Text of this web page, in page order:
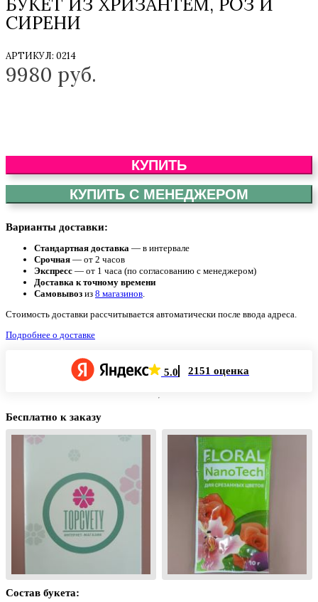
СИРЕНИ
АРТИКУЛ: 0214
9980 руб.
КУПИТЬ
КУПИТЬ С МЕНЕДЖЕРОМ
Варианты доставки:
Стандартная доставка — в интервале
Срочная — от 2 часов
Экспресс — от 1 часа (по согласованию с менеджером)
Доставка к точному времени
Самовывоз из 8 магазинов
Стоимость доставки рассчитывается автоматически после ввода адреса.
Подробнее о доставке
5.0 2151 оценка
Бесплатно к заказу
Состав букета: